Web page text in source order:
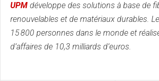
UPM développe des solutions à base de
renouvelables et de matériaux durables.
15 800 personnes dans le monde et
d’affaires de 10,3 milliards d’euros.